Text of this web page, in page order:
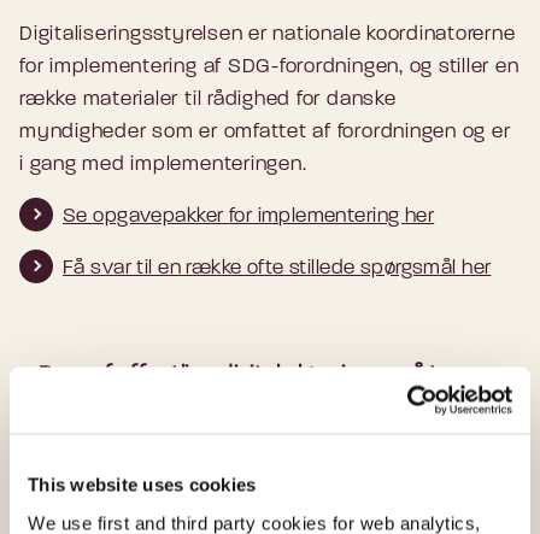
This website uses cookies
We use first and third party cookies for web analytics,
Digitaliseringsstyrelsen er nationale koordinatorerne
for implementering af SDG-forordningen, og stiller en
række materialer til rådighed for danske
myndigheder som er omfattet af forordningen og er
i gang med implementeringen.
Se opgavepakker forimplementering her
Få svar til en række ofte stillede spørgsmål her
Brug af offentlige digitale løsninger på tværs
gateway, som muliggør at borgere kan bruge
deres elektroniske identitet (fx det danske